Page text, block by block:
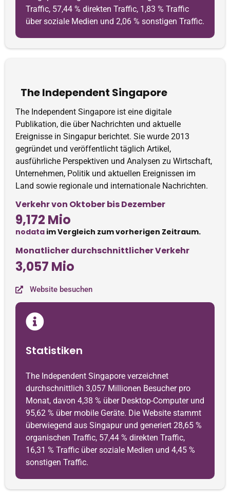
Traffic, 57,44 % direkten Traffic, 1,83 % Traffic
über soziale Medien und 2,06 % sonstigen Traffic.
The Independent Singapore
The Independent Singapore ist eine digitale
Publikation, die über Nachrichten und aktuelle
Ereignisse in Singapur berichtet. Sie wurde 2013
gegründet und veröffentlicht täglich Artikel,
ausführliche Perspektiven und Analysen zu Wirtschaft,
Unternehmen, Politik und aktuellen Ereignissen im
Land sowie regionale und internationale Nachrichten.
Verkehr von Oktober bis Dezember
9,172 Mio
nodata im Vergleich zum vorherigen Zeitraum.
Monatlicher durchschnittlicher Verkehr
3,057 Mio
Website besuchen
Statistiken
The Independent Singapore verzeichnet
durchschnittlich 3,057 Millionen Besucher pro
Monat, davon 4,38 % über Desktop-Computer und
95,62 % über mobile Geräte. Die Website stammt
überwiegend aus Singapur und generiert 28,65 %
organischen Traffic, 57,44 % direkten Traffic,
16,31 % Traffic über soziale Medien und 4,45 %
sonstigen Traffic.